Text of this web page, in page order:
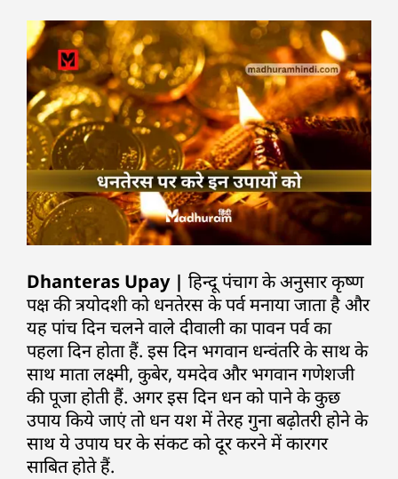
Dhanteras Upay | हिन्दू पंचाग के अनुसार कृष्ण
पक्ष की त्रयोदशी को धनतेरस के पर्व मनाया जाता है और
यह पांच दिन चलने वाले दीवाली का पावन पर्व का
पहला दिन होता हैं. इस दिन भगवान धन्वंतरि के साथ के
साथ माता लक्ष्मी, कुबेर, यमदेव और भगवान गणेशजी
की पूजा होती हैं. अगर इस दिन धन को पाने के कुछ
उपाय किये जाएं तो धन यश में तेरह गुना बढ़ोतरी होने के
साथ ये उपाय घर के संकट को दूर करने में कारगर
साबित होते हैं.